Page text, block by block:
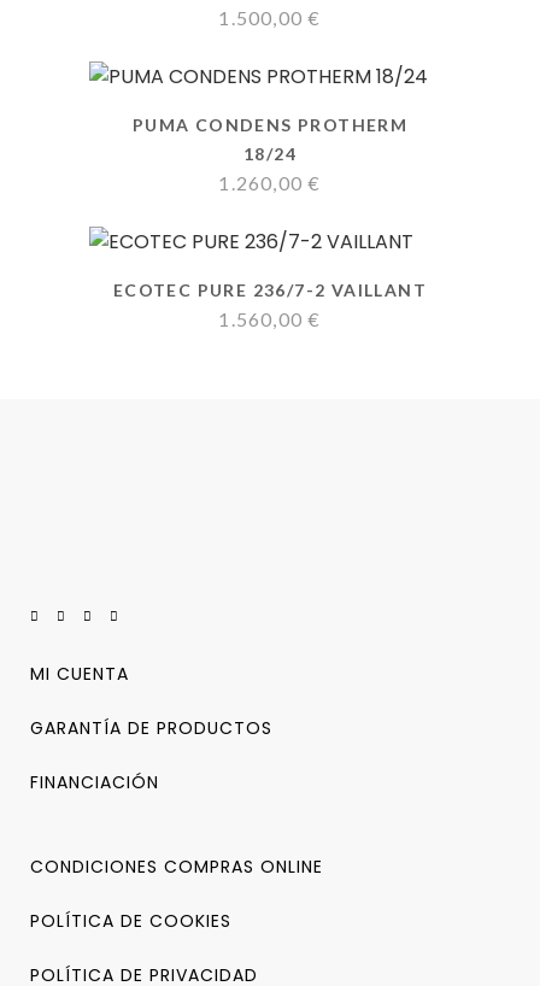
1.500,00€
PUMA CONDENS PROTHERM
18/24
1.260,00€
ECOTEC PURE 236/7-2 VAILLANT
1.560,00€
MI CUENTA
GARANTÍA DE PRODUCTOS
FINANCIACIÓN
CONDICIONES COMPRAS ONLINE
POLÍTICA DE COOKIES
POLÍTICA DE PRIVACIDAD